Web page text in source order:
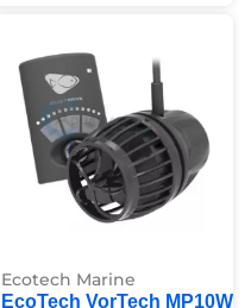
EcoTech VorTech MP10W
Ecotech Marine